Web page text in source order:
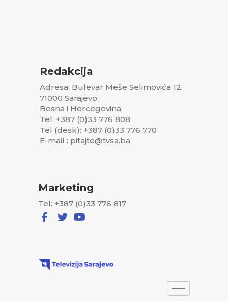
Redakcija
Adresa: Bulevar Meše Selimovića 12,
71000 Sarajevo,
Bosna i Hercegovina
Tel: +387 (0)33 776 808
Tel (desk): +387 (0)33 776 770
E-mail : pitajte@tvsa.ba
Marketing
Tel: +387 (0)33 776 817